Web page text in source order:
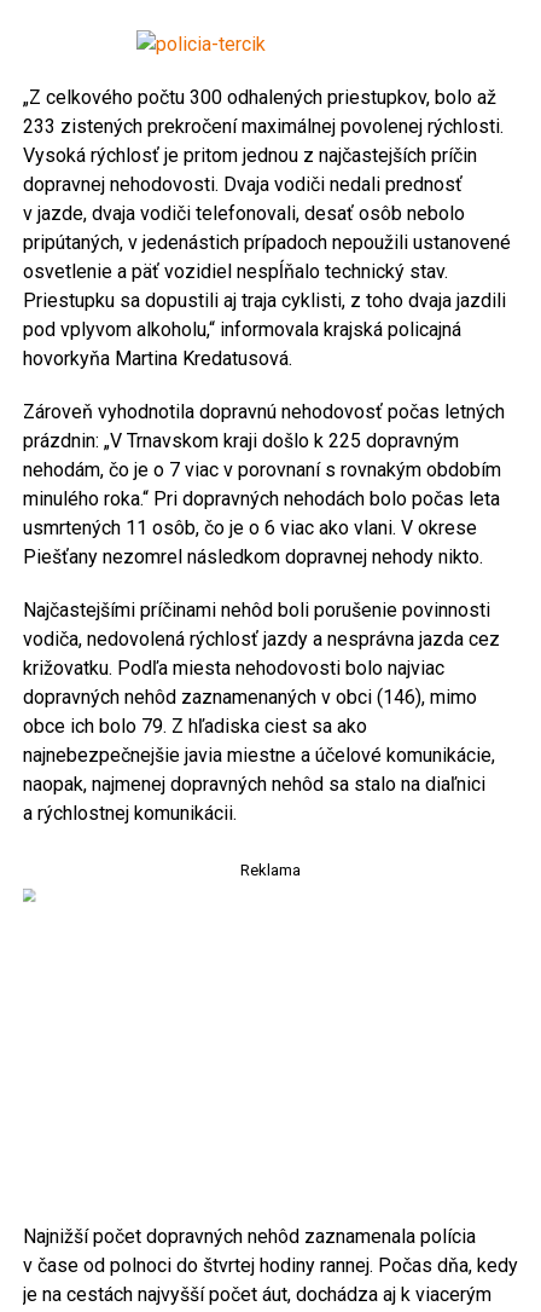
„Z celkového počtu 300 odhalených priestupkov, bolo až
233 zistených prekročení maximálnej povolenej rýchlosti.
Vysoká rýchlosť je pritom jednou z najčastejších príčin
dopravnej nehodovosti. Dvaja vodiči nedali prednosť
v jazde, dvaja vodiči telefonovali, desať osôb nebolo
pripútaných, v jedenástich prípadoch nepoužili ustanovené
osvetlenie a päť vozidiel nespĺňalo technický stav.
Priestupku sa dopustili aj traja cyklisti, z toho dvaja jazdili
pod vplyvom alkoholu,“ informovala krajská policajná
hovorkyňa Martina Kredatusová.
Zároveň vyhodnotila dopravnú nehodovosť počas letných
prázdnin: „V Trnavskom kraji došlo k 225 dopravným
nehodám, čo je o 7 viac v porovnaní s rovnakým obdobím
minulého roka.“ Pri dopravných nehodách bolo počas leta
usmrtených 11 osôb, čo je o 6 viac ako vlani. V okrese
Piešťany nezomrel následkom dopravnej nehody nikto.
Najčastejšími príčinami nehôd boli porušenie povinnosti
vodiča, nedovolená rýchlosť jazdy a nesprávna jazda cez
križovatku. Podľa miesta nehodovosti bolo najviac
dopravných nehôd zaznamenaných v obci (146), mimo
obce ich bolo 79. Z hľadiska ciest sa ako
najnebezpečnejšie javia miestne a účelové komunikácie,
naopak, najmenej dopravných nehôd sa stalo na diaľnici
a rýchlostnej komunikácii.
Reklama
Najnižší počet dopravných nehôd zaznamenala polícia
v čase od polnoci do štvrtej hodiny rannej. Počas dňa, kedy
je na cestách najvyšší počet áut, dochádza aj k viacerým